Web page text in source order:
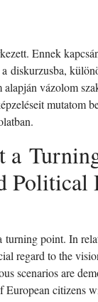
Ennek
diskurzusba,
vázolom
mutatom
a
Political
point. In
regard to the
scenarios are
European citizens